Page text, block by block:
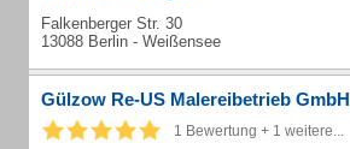
Falkenberger Str. 30
13088 Berlin - Weißensee
Gülzow Re-US Malereibetrieb GmbH
1 Bewertung + 1 weitere...